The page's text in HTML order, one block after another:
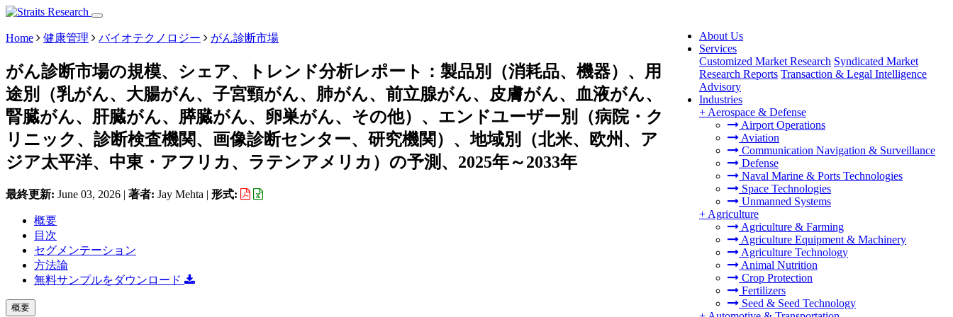
About Us
Services
Customized Market Research Syndicated Market
Research Reports Transaction & Legal Intelligence
Advisory
Industries
+ Aerospace & Defense
Airport Operations
Aviation
Communication Navigation & Surveillance
Defense
Naval Marine & Ports Technologies
Space Technologies
Unmanned Systems
+ Agriculture
Agriculture & Farming
Agriculture Equipment & Machinery
Agriculture Technology
Animal Nutrition
Crop Protection
Fertilizers
Seed & Seed Technology
Home 健康管理 バイオテクノロジー がん診断市場
がん診断市場の規模、シェア、トレンド分析レポート：製品別（消耗品、機器）、用
途別（乳がん、大腸がん、子宮頸がん、肺がん、前立腺がん、皮膚がん、血液がん、
腎臓がん、肝臓がん、膵臓がん、卵巣がん、その他）、エンドユーザー別（病院・ク
リニック、診断検査機関、画像診断センター、研究機関）、地域別（北米、欧州、ア
ジア太平洋、中東・アフリカ、ラテンアメリカ）の予測、2025年～2033年
最終更新: June 03, 2026 | 著者: Jay Mehta | 形式:
概要
目次
セグメンテーション
方法論
無料サンプルをダウンロード
概要